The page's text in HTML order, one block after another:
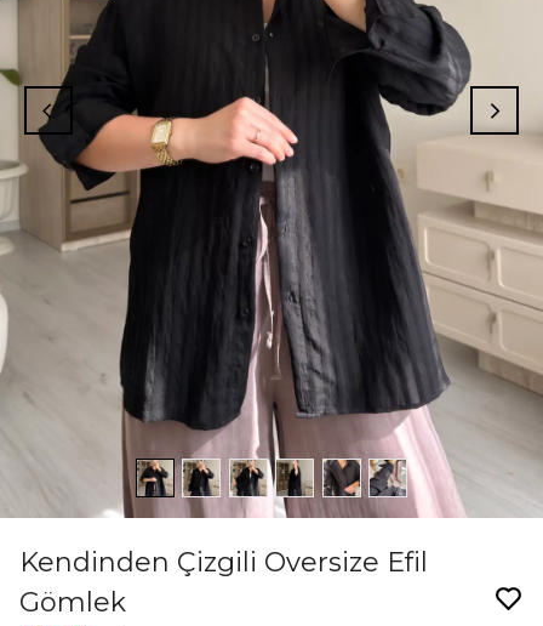
Kendinden Çizgili Oversize Efil
Gömlek